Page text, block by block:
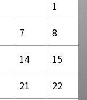
1
7
8
14
15
21
22